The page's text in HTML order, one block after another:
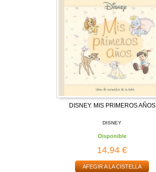
DISNEY. MIS PRIMEROS AÑOS
DISNEY
Disponible
14,94 €
AFEGIR A LA CISTELLA